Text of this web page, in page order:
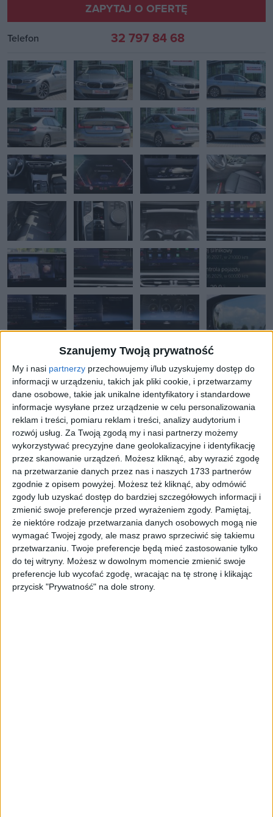
Szanujemy Twoją prywatność
My i nasi partnerzy przechowujemy i/lub uzyskujemy dostęp do
informacji w urządzeniu, takich jak pliki cookie, i przetwarzamy
dane osobowe, takie jak unikalne identyfikatory i standardowe
informacje wysyłane przez urządzenie w celu personalizowania
reklam i treści, pomiaru reklam i treści, analizy audytorium i
rozwój usług. Za Twoją zgodą my i nasi partnerzy możemy
wykorzystywać precyzyjne dane geolokalizacyjne i identyfikację
przez skanowanie urządzeń. Możesz kliknąć, aby wyrazić zgodę
na przetwarzanie danych przez nas i naszych 1733 partnerów
zgodnie z opisem powyżej. Możesz też kliknąć, aby odmówić
zgody lub uzyskać dostęp do bardziej szczegółowych informacji i
zmienić swoje preferencje przed wyrażeniem zgody. Pamiętaj,
że niektóre rodzaje przetwarzania danych osobowych mogą nie
wymagać Twojej zgody, ale masz prawo sprzeciwić się takiemu
przetwarzaniu. Twoje preferencje będą mieć zastosowanie tylko
do tej witryny. Możesz w dowolnym momencie zmienić swoje
preferencje lub wycofać zgodę, wracając na tę stronę i klikając
przycisk "Prywatność" na dole strony.
ZAPYTAJ O OFERTĘ
Telefon 32 797 84 68
OKAZJA
DANE I WYPOSAŻENIE OPIS DODATKOWY
Numer oferty: AAU04351IE
Rocznik: 2023
Pierwsza rejestracja: 2023-07-20
VIN: WBA78FF0808D29242